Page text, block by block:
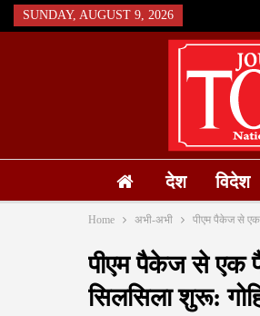
SUNDAY, AUGUST 9, 2026
देश विदेश
Home अभी-अभी पीएम पैकेज से एक
पीएम पैकेज से एक
सिलसिला शुरू: